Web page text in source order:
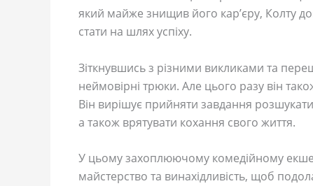
який майже знищив його кар’єру, Колту
стати на шлях успіху.
Зіткнувшись з різними викликами та
неймовірні трюки. Але цього разу він
Він вирішує прийняти завдання
а також врятувати кохання свого життя.
У цьому захоплюючому комедійному
майстерство та винахідливість, щоб